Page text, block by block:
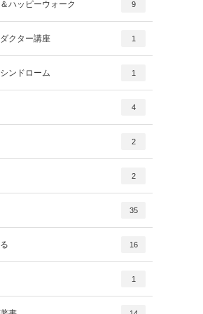
ハッピーウォーク 9
クター講座 1
ンドローム 1
4
2
2
35
16
1